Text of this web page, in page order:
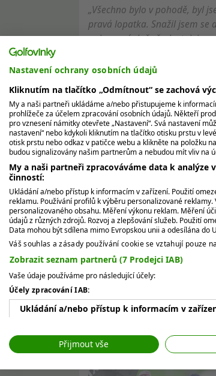
„Všechno bylo v pohodě, byl
pravá lopatka. Snažil jsem se
nakonec úplně všude, tak
„Doufal jsem, že půjde o můj
zlobil se sám na sebe.
Nemusí litovat. Pokud
kariérním vítězstvím další.
Zdroj:
https://www.pgatour.com/
https://www.pgatour.com/
championship-tpc-river-
https://nypost.com/2025/
career/
SDÍLET:
Nastavení ochrany osobních údajů
Kliknutím na tlačítko „Odmítnout“ se zachová
My a naši partneři ukládáme a/nebo přistupujeme k
prohlížeče za účelem zpracování osobních údajů. Někteří
pro vznesení námitky otevřete „Nastavení“. Svá nastavení
nastavení“ nebo kdykoli kliknutím na tlačítko otisku prstu v
otisk prstu nebo odkaz v patičce webu a klikněte na položku
budou signalizovány našim partnerům a nebudou mít vliv na
My a naši partneři zpracováváme data k
činností:
Ukládání a/nebo přístup k informacím v zařízení. Použití
reklamu. Používání profilů k výběru personalizované
personalizovaného obsahu. Měření výkonu reklam. Měření
údajů z různých zdrojů. Rozvoj a zlepšování služeb. Použití
Data mohou být sdílena mimo Evropskou unii a odesílána do
Váš souhlas a zásady používání cookie se vztahují pouze
Zobrazit seznam partnerů (7 Prodejci IAB)
Vaše údaje používáme pro následující účely:
Účely zpracování IAB:
Ukládání a/nebo přístup k informacím v
Použití omezených údajů k výběru reklam
Přijmout vše